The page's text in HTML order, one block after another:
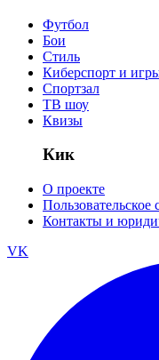
Футбол
Бои
Стиль
Киберспорт и
Спортзал
ТВ шоу
Квизы
Кик
О проекте
Пользовательское
Контакты и
VK